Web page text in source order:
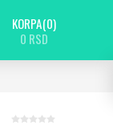
KORPA 0
0 RSD